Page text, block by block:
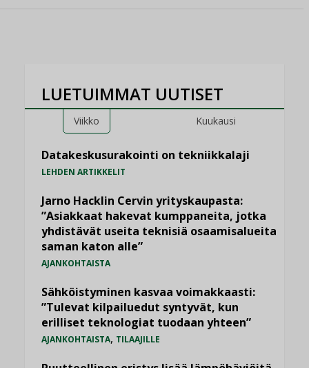
LUETUIMMAT UUTISET
Viikko Kuukausi
Datakeskusurakointi on tekniikkalaji
LEHDEN ARTIKKELIT
Jarno Hacklin Cervin yrityskaupasta:
”Asiakkaat hakevat kumppaneita, jotka
yhdistävät useita teknisiä osaamisalueita
saman katon alle”
AJANKOHTAISTA
Sähköistyminen kasvaa voimakkaasti:
”Tulevat kilpailuedut syntyvät, kun
erilliset teknologiat tuodaan yhteen”
AJANKOHTAISTA, TILAAJILLE